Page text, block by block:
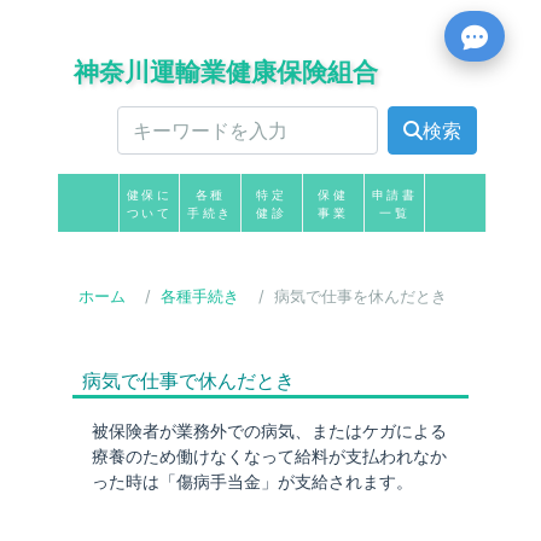
神奈川運輸業健康保険組合
検索
健保に
ついて
各種
手続き
特定
健診
保健
事業
申請書
一覧
ホーム 各種手続き 病気で仕事を休んだとき
病気で仕事で休んだとき
被保険者が業務外での病気、またはケガによる
療養のため働けなくなって給料が支払われなか
った時は「傷病手当金」が支給されます。